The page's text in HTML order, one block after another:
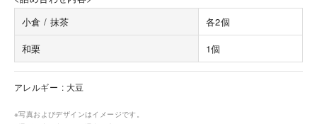
小倉 / 抹茶
各2個
和栗
1個
アレルギー 大豆
※写真およびデザインはイメージです。